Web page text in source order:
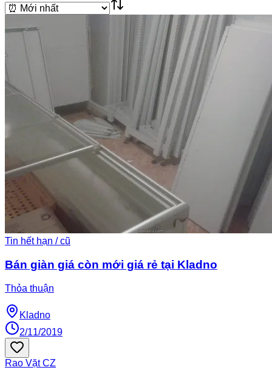
Tin hết hạn / cũ
Bán giàn giá còn mới giá rẻ tại Kladno
Thỏa thuận
Kladno
2/11/2019
Rao VặtCZ